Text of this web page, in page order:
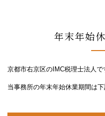
年末年始
京都市右京区のIMC税理士法人で
当事務所の年末年始休業期間は下